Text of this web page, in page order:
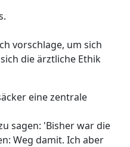
vorschlage, um sich
die ärztliche Ethik
eine zentrale
sagen: 'Bisher war die
Weg damit. Ich aber